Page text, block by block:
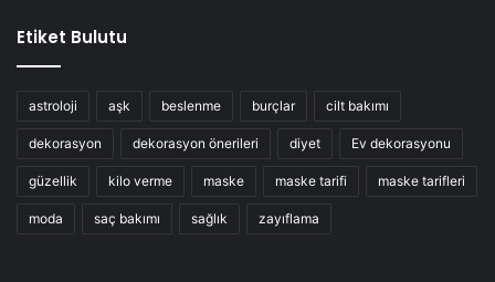
üzüntü duygularına kıyasla daha az veya çok belirgin
olabilir.
Etiket Bulutu
astroloji aşk beslenme burçlar cilt bakımı
dekorasyon dekorasyon önerileri diyet Ev dekorasyonu
güzellik kilo verme maske maske tarifi maske tarifleri
moda saç bakımı sağlık zayıflama